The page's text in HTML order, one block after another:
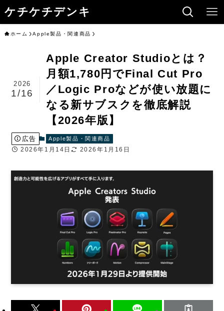
ケチケチデンキ
ホーム Apple製品・関連商品
Apple Creator Studioとは？
月額1,780円でFinal Cut Pro
／Logic Proなどが使い放題に
なる新サブスクを徹底解説
【2026年版】
2026
1/16
広告 Apple製品・関連商品
2026年1月14日 2026年1月16日